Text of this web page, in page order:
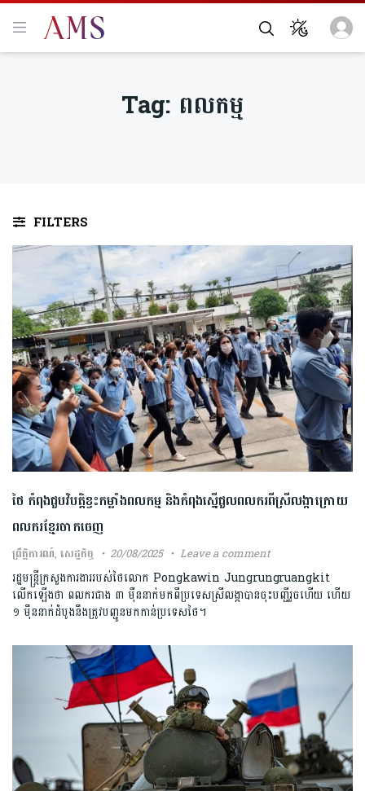
Tag: ពលកម្ម
FILTERS
ថៃ កំពុងជួបវិបត្តិខ្វះកម្លាំងពលកម្ម និងកំពុងស្នើជួលពលករពីស្រីលង្កាក្រោយ
ពលករខ្មែរចាកចេញ
ព្រឹត្តិការណ៍,សេដ្ឋកិច្ច 20/08/2025 Leave a comment
រដ្ឋមន្ត្រីក្រសួងការងាររបស់ថៃលោក Pongkawin Jungrungruangkit
លើកឡើងថា ពលករជាង ៣ ម៉ឺននាក់មកពីប្រទេសស្រីលង្កាបានចុះបញ្ជីរួចហើយ ហើយ
១ ម៉ឹននាក់ដំបូងនឹងត្រូវបញ្ជូនមកកាន់ប្រទេសថៃ។